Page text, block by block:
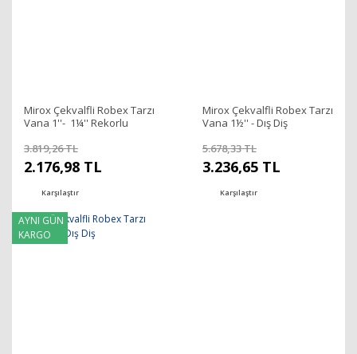
Mirox Çekvalfli Robex Tarzı
Vana 1''- 1¼'' Rekorlu
3.819,26 TL
2.176,98 TL
Karşılaştır
Mirox Çekvalfli Robex Tarzı
Vana 1½'' - Dış Diş
5.678,33 TL
3.236,65 TL
Karşılaştır
AYNI GÜN
KARGO